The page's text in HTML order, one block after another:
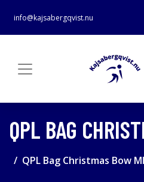
info@kajsabergqvist.nu
QPL BAG
QPL Bag Christmas Bow